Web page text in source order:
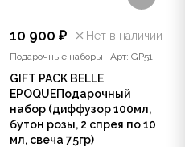
10 900 ₽ Нет в наличии
Подарочные наборы · Арт: GP51
GIFT PACK BELLE
EPOQUEПодарочный
набор (диффузор 100мл,
бутон розы, 2 спрея по 10
мл, свеча 75гр)